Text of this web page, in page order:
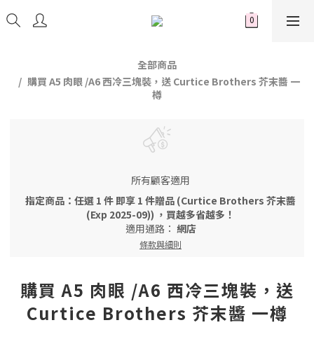
全部商品
購買 A5 肉眼 /A6 西冷三塊裝，送 Curtice Brothers 芥末醬 一
樽
所有顧客適用
指定商品：任選 1 件 即享 1 件贈品 (Curtice Brothers 芥末醬
(Exp 2025-09)) ，買越多省越多！
適用通路： 網店
條款與細則
購買 A5 肉眼 /A6 西冷三塊裝，送
Curtice Brothers 芥末醬 一樽